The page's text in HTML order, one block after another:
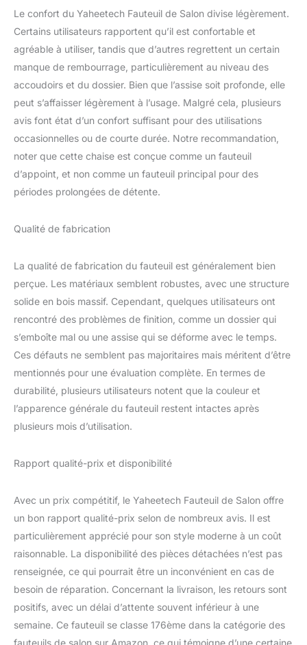
Ces supports coniques
constituent une base
solide, résistent à une
charge élevée jusqu’à
espaces : Mesurant 72
cm L × 73 cm l × 83 cm
H hors tout, notre
canapé 1 place permet de
restreinte telle que
solarium, salon,
chambre, coin de lecture.
Le confort du Yaheetech Fauteuil de Salon divise légèrement.
Certains utilisateurs rapportent qu’il est confortable et
agréable à utiliser, tandis que d’autres regrettent un certain
manque de rembourrage, particulièrement au niveau des
accoudoirs et du dossier. Bien que l’assise soit profonde, elle
peut s’affaisser légèrement à l’usage. Malgré cela, plusieurs
avis font état d’un confort suffisant pour des utilisations
occasionnelles ou de courte durée. Notre recommandation,
noter que cette chaise est conçue comme un fauteuil
d’appoint, et non comme un fauteuil principal pour des
périodes prolongées de détente.
Qualité de fabrication
La qualité de fabrication du fauteuil est généralement bien
perçue. Les matériaux semblent robustes, avec une structure
solide en bois massif. Cependant, quelques utilisateurs ont
rencontré des problèmes de finition, comme un dossier qui
s’emboîte mal ou une assise qui se déforme avec le temps.
Ces défauts ne semblent pas majoritaires mais méritent d’être
mentionnés pour une évaluation complète. En termes de
durabilité, plusieurs utilisateurs notent que la couleur et
l’apparence générale du fauteuil restent intactes après
plusieurs mois d’utilisation.
Rapport qualité-prix et disponibilité
Avec un prix compétitif, le Yaheetech Fauteuil de Salon offre
un bon rapport qualité-prix selon de nombreux avis. Il est
particulièrement apprécié pour son style moderne à un coût
raisonnable. La disponibilité des pièces détachées n’est pas
renseignée, ce qui pourrait être un inconvénient en cas de
besoin de réparation. Concernant la livraison, les retours sont
positifs, avec un délai d’attente souvent inférieur à une
semaine. Ce fauteuil se classe 176ème dans la catégorie des
fauteuils de salon sur Amazon, ce qui témoigne d’une certaine